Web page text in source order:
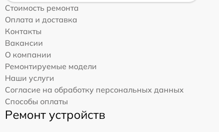
Стоимость ремонта
Оплата и доставка
Контакты
Вакансии
О компании
Ремонтируемые модели
Наши услуги
Согласие на обработку персональных данных
Способы оплаты
Ремонт устройств